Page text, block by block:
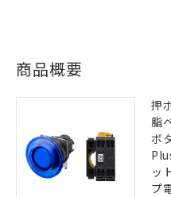
商品概要
押
脂
ボ
ッ
プ